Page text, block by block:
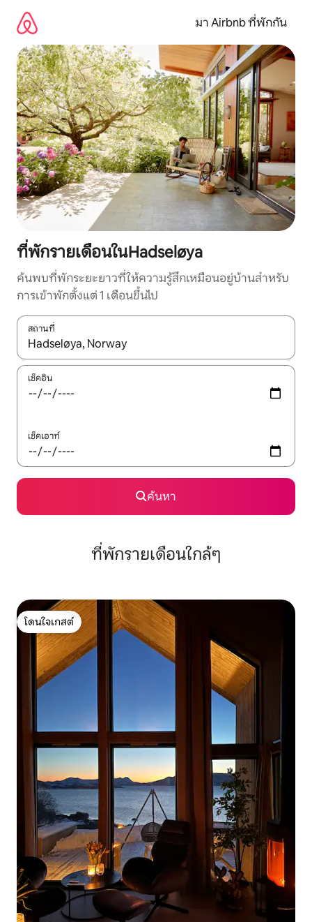
เนื้อหา
มา Airbnb ที่พักกัน
ที่พักรายเดือนในHadseløya
ค้นพบที่พักระยะยาวที่ให้ความรู้สึกเหมือนอยู่บ้านสำหรับ
การเข้าพักตั้งแต่ 1 เดือนขึ้นไป
สถานที่
ใช้ลูกศรขึ้นลง หรือใช้การสัมผัสหรือปัด เพื่อสำรวจผลการค้นหา
เช็คอิน
เช็คเอาท์
ค้นหา
ที่พักรายเดือนใกล้ๆ
โดนใจเกสต์
โดนใจเกสต์